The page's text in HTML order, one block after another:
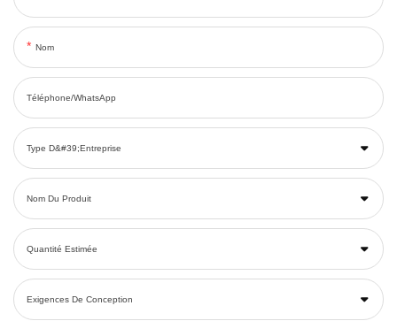
Nom
Téléphone/WhatsApp
Type D&#39;entreprise
Nom Du Produit
Quantité Estimée
Exigences De Conception